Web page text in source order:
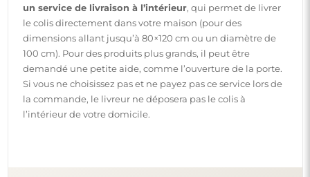
un service de livraison à l’intérieur, qui permet de livrer
le colis directement dans votre maison (pour des
dimensions allant jusqu’à 80×120 cm ou un diamètre de
100 cm). Pour des produits plus grands, il peut être
demandé une petite aide, comme l’ouverture de la porte.
Si vous ne choisissez pas et ne payez pas ce service lors de
la commande, le livreur ne déposera pas le colis à
l’intérieur de votre domicile.